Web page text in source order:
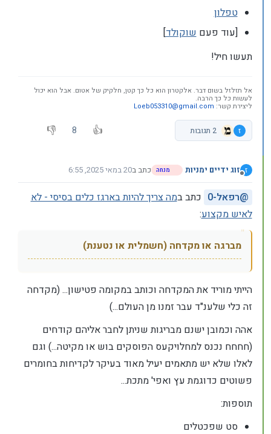
טפלון
[עוד פעםשוקולד]
תעשו חיל!
אל תזלזל בשום דבר. אלקטרון הוא כל כך קטן, חלקיק של אטום. אבל הוא יכול
לעשות כל כך הרבה.
ליצירת קשר: Loeb053310@gmail.com
ז 2 תגובות 8
ז
מנותק
זוג ידיים ימניות מנחה כתב ב20 במאי 2025, 6:55
נערך לאחרונה על ידי זוג ידיים ימניות
@רפאל-0 כתב במה צריך להיות בארגז כלים בסיסי - לא
לאיש מקצוע:
מברגה או מקדחה (חשמלית או נטענת)
הייתי מוריד את המקדחה וכותב במקומה פטישון... (מקדחה
זה כלי שלענ"ד עבר זמנו מן העולם...)
אהה וכמובן ישנם מבריגות שניתן לחבר אליהם קודחים
(חחחח נכנס למחלויקעס הפוסקים בוש או מקיטה...) וגם
לאלו שלא יש מתאמים יעיל מאוד בעיקר לקדיחות בחומרים
פשוטים כדוגמת עץ ואפי' מתכת...
תוספות:
סט שפכטלים